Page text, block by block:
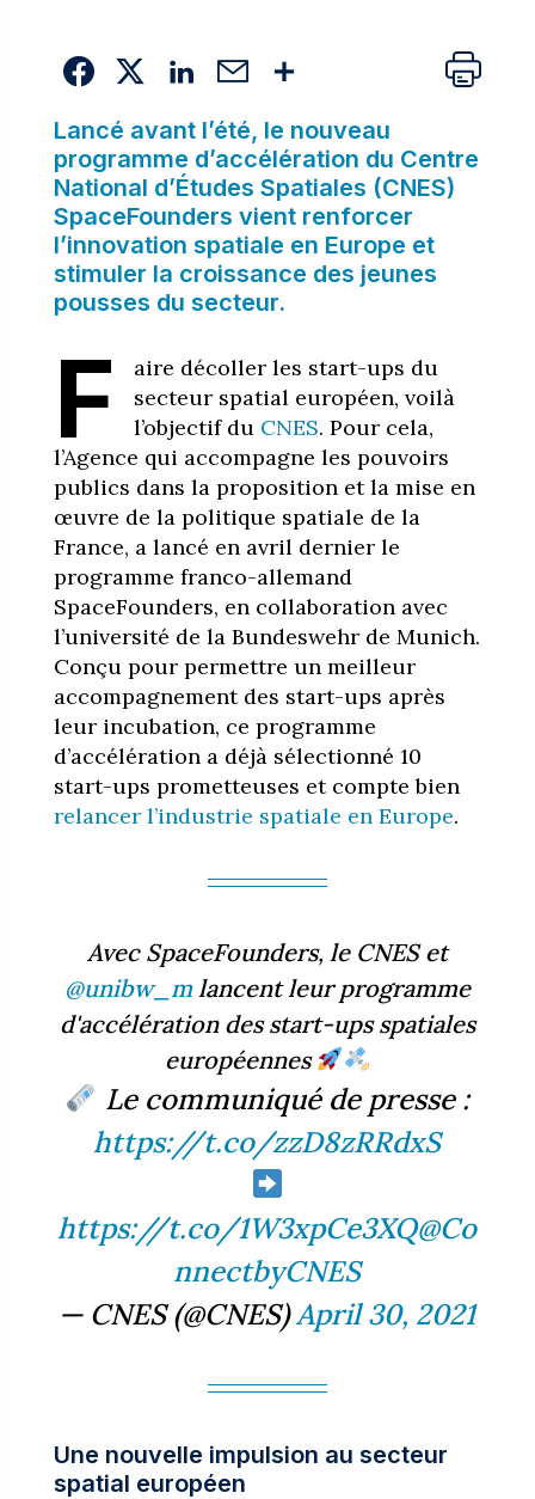
Lancé avant l’été, le nouveau
programme d’accélération du Centre
National d’Études Spatiales (CNES)
SpaceFounders vient renforcer
l’innovation spatiale en Europe et
stimuler la croissance des jeunes
pousses du secteur.
F
aire décoller les start-ups du
secteur spatial européen, voilà
l’objectif du CNES. Pour cela,
l’Agence qui accompagne les pouvoirs
publics dans la proposition et la mise en
œuvre de la politique spatiale de la
France, a lancé en avril dernier le
programme franco-allemand
SpaceFounders, en collaboration avec
l’université de la Bundeswehr de Munich.
Conçu pour permettre un meilleur
accompagnement des start-ups après
leur incubation, ce programme
d’accélération a déjà sélectionné 10
start-ups prometteuses et compte bien
relancer l’industrie spatiale en Europe.
Avec SpaceFounders, le CNES et
@unibw_mlancent leur programme
d'accélération des start-ups spatiales
européennes
Le communiqué de presse :
https://t.co/zzD8zRRdxS
https://t.co/1W3xpCe3XQ@Co
nnectbyCNES
— CNES (@CNES)April 30, 2021
Une nouvelle impulsion au secteur
spatial européen